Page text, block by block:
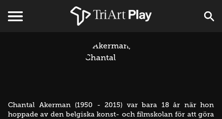
Chantal Akerman (1950 - 2015) var bara 18 år när hon
hoppade av den belgiska konst- och filmskolan för att göra